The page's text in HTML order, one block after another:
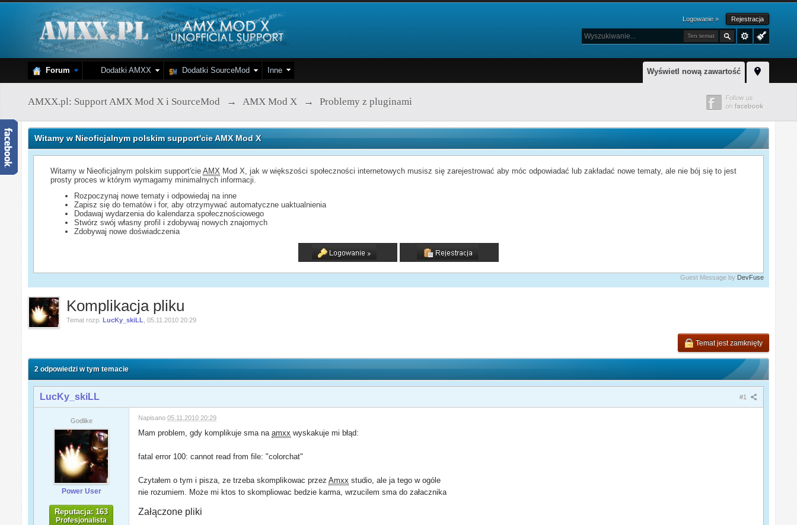
Logowanie » Rejestracja
Ten temat
Wyświetl nową zawartość
Forum Dodatki AMXX Dodatki SourceMod Inne
AMXX.pl: Support AMX Mod X i SourceMod → AMX Mod X → Problemy z pluginami
Witamy w Nieoficjalnym polskim support'cie AMX Mod X
Witamy w Nieoficjalnym polskim support'cieAMX Mod X, jak w większości społeczności internetowych musisz się zarejestrować aby móc odpowiadać lub zakładać nowe tematy, ale nie bój się to jest
prosty proces w którym wymagamy minimalnych informacji.
Rozpoczynaj nowe tematy i odpowiedaj na inne
Zapisz się do tematów i for, aby otrzymywać automatyczne uaktualnienia
Dodawaj wydarzenia do kalendarza społecznościowego
Stwórz swój własny profil i zdobywaj nowych znajomych
Zdobywaj nowe doświadczenia
Guest Message by DevFuse
Komplikacja pliku
Temat rozp.LucKy_skiLL ,05.11.2010 20:29
Temat jest zamknięty
2 odpowiedzi w tym temacie
#1
LucKy_skiLL
Godlike
Power User
Reputacja: 163
Profesjonalista
Napisano05.11.2010 20:29
Mam problem, gdy komplikuje sma naamxx wyskakuje mi błąd:
fatal error 100: cannot read from file: "colorchat"
Czytałem o tym i pisza, ze trzeba skomplikowac przezAmxx studio, ale ja tego w ogóle
nie rozumiem. Może mi ktos to skompliowac bedzie karma, wrzucilem sma do załacznika
Załączone pliki